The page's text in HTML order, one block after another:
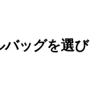
バッグを選び